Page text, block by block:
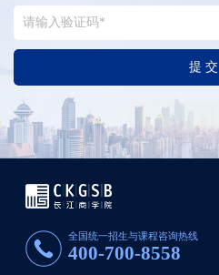
提 交
全国统一招生与课程咨询热线
400-700-8558